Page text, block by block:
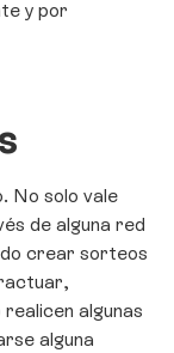
y por
No solo vale
de alguna red
crear sorteos
algunas
alguna